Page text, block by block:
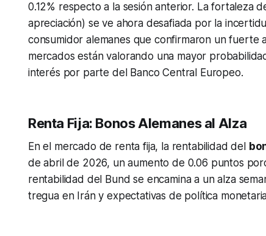
0.12% respecto a la sesión anterior. La fortaleza
apreciación) se ve ahora desafiada por la
consumidor alemanes que confirmaron un fuerte
mercados están valorando una mayor
interés por parte del Banco Central Europeo.
Renta Fija: Bonos Alemanes al Alza
En el mercado de renta fija, la rentabilidad del
de abril de 2026, un aumento de 0.06 puntos
rentabilidad del Bund se encamina a un alza
tregua en Irán y expectativas de política